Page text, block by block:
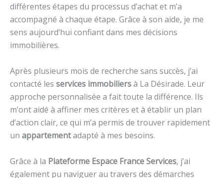
différentes étapes du processus d’achat et m’a
accompagné à chaque étape. Grâce à son aide, je me
sens aujourd’hui confiant dans mes décisions
immobilières.
Après plusieurs mois de recherche sans succès, j’ai
contacté les services immobiliersà La Désirade. Leur
approche personnalisée a fait toute la différence. Ils
m’ont aidé à affiner mes critères et à établir un plan
d’action clair, ce qui m’a permis de trouver rapidement
un appartementadapté à mes besoins.
Grâce à la Plateforme Espace France Services, j’ai
également pu naviguer au travers des démarches